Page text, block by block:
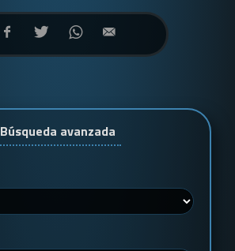
Búsqueda avanzada